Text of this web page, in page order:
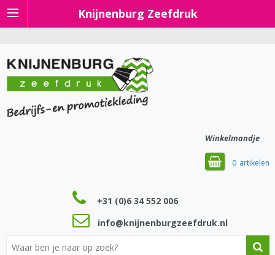
Knijnenburg Zeefdruk
Winkelmandje
0
+31 (0)6 34 552 006
info@knijnenburgzeefdruk.nl